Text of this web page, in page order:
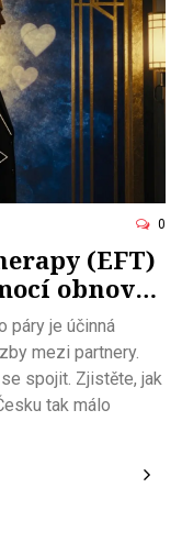
0
(EFT)
obnoví
páry je účinná
mezi partnery.
spojit. Zjistěte, jak
tak málo